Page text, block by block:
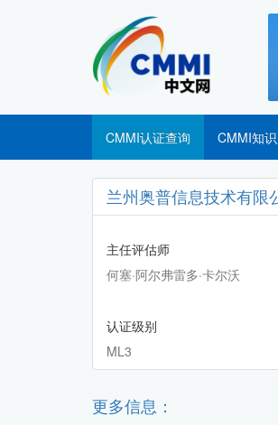
CMMI认证查询 CMMI知
兰州奥普信息技术有限
主任评估师
何塞·阿尔弗雷多·卡尔沃
认证级别
ML3
更多信息：